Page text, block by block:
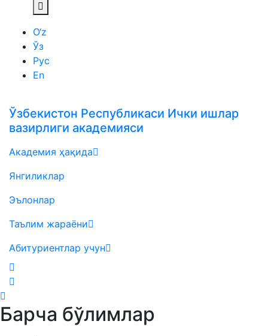
O‘z
Ўз
Рус
En
Ўзбекистон Республикаси Ички ишлар
вазирлиги академияси
Академия ҳақида
Янгиликлар
Эълонлар
Таълим жараёни
Абитуриентлар учун
Барча бўлимлар